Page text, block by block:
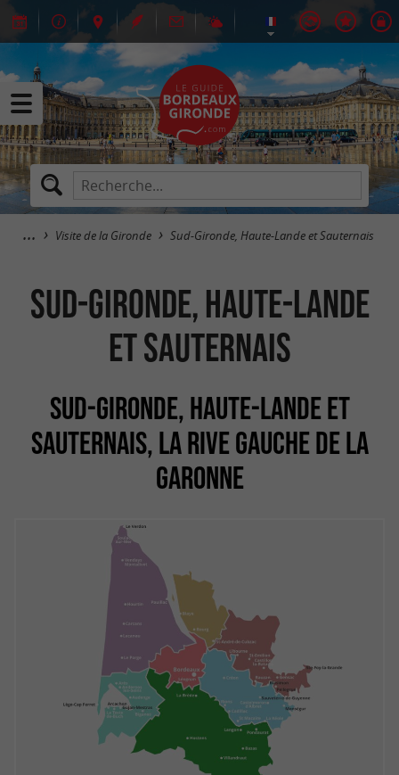
Visite de la Gironde Sud-Gironde, Haute-Lande et Sauternais
Sud-Gironde, Haute-Lande
et Sauternais
SUD-GIRONDE, HAUTE-LANDE ET
SAUTERNAIS, LA RIVE GAUCHE DE LA
GARONNE